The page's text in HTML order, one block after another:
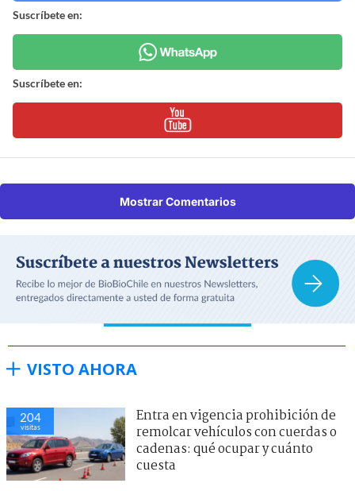
Suscríbete en:
Suscríbete en:
Mostrar Comentarios
VISTO AHORA
204
visitas
Entra en vigencia prohibición de
remolcar vehículos con cuerdas o
cadenas: qué ocupar y cuánto
cuesta